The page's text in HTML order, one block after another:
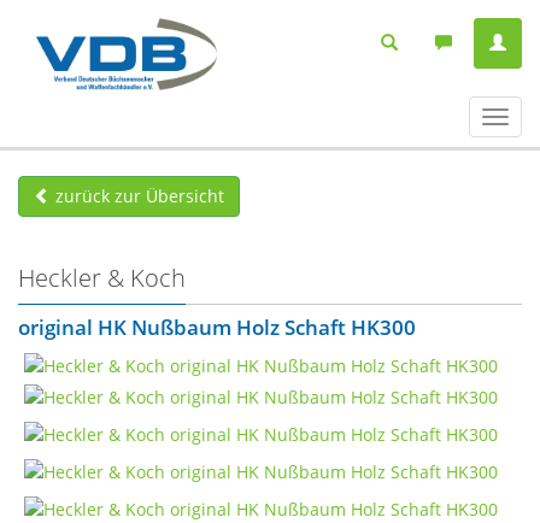
ein-/
zurück zur Übersicht
Heckler & Koch
original HK Nußbaum Holz Schaft HK300